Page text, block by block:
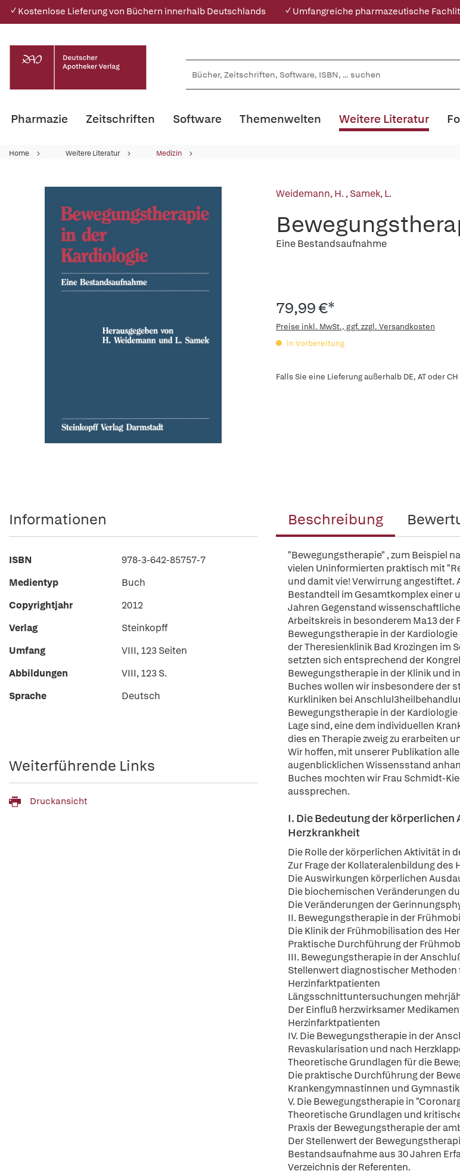
✓ Kostenlose Lieferung von Büchern innerhalb Deutschlands ✓ Umfangreiche pharmazeutische
Pharmazie Zeitschriften Software Themenwelten Weitere Literatur
Home Weitere Literatur Medizin
Weidemann, H.,Samek, L.
Eine Bestandsaufnahme
79,99 €*
Preise inkl. MwSt., ggf. zzgl. Versandkosten
in Vorbereitung
Falls Sie eine Lieferung außerhalb DE, AT oder
Beschreibung
"Bewegungstherapie" , zum Beispiel
vielen Uninformierten praktisch mit
und damit vie! Verwirrung
Bestandteil im Gesamtkomplex einer
Jahren Gegenstand
Arbeitskreis in besonderem Ma13 der
Bewegungstherapie in der
der Theresienklinik Bad Krozingen im
setzten sich entsprechend der
Bewegungstherapie in der Klinik und
Buches wollen wir insbesondere der
Kurkliniken bei
Bewegungstherapie in der
Lage sind, eine dem individuellen
dies en Therapie zweig zu erarbeiten
Wir hoffen, mit unserer Publikation
augenblicklichen Wissensstand
Buches mochten wir Frau Schmidt-
aussprechen.
I. Die Bedeutung der
Herzkrankheit
Die Rolle der körperlichen Aktivität in
Zur Frage der Kollateralenbildung
Die Auswirkungen körperlichen
Die biochemischen Veränderungen
Die Veränderungen der
II. Bewegungstherapie in der
Die Klinik der Frühmobilisation des
Praktische Durchführung der
III. Bewegungstherapie in der
Stellenwert diagnostischer
Herzinfarktpatienten
Längsschnittuntersuchungen
Der Einfluß herzwirksamer
Herzinfarktpatienten
IV. Die Bewegungstherapie in der
Revaskularisation und nach
Theoretische Grundlagen für die
Die praktische Durchführung der
Krankengymnastinnen und
V. Die Bewegungstherapie in
Theoretische Grundlagen und
Praxis der Bewegungstherapie der
Der Stellenwert der
Bestandsaufnahme aus 30 Jahren
Verzeichnis der Referenten.
Informationen
ISBN
978-3-642-85757-7
Medientyp
Buch
Copyrightjahr
2012
Verlag
Steinkopff
Umfang
VIII, 123 Seiten
Abbildungen
VIII, 123 S.
Sprache
Deutsch
Weiterführende Links
Druckansicht